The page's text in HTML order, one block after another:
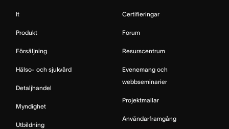
It
Produkt
Försäljning
Hälso- och sjukvård
Detaljhandel
Myndighet
Utbildning
Certifieringar
Forum
Resurscentrum
Evenemang och
webbseminarier
Projektmallar
Användarframgång